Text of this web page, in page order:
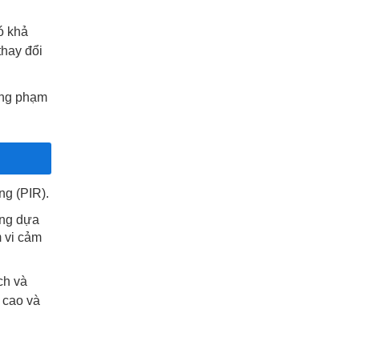
khả
đổi
phạm
(PIR).
dựa
vi cảm
và
và